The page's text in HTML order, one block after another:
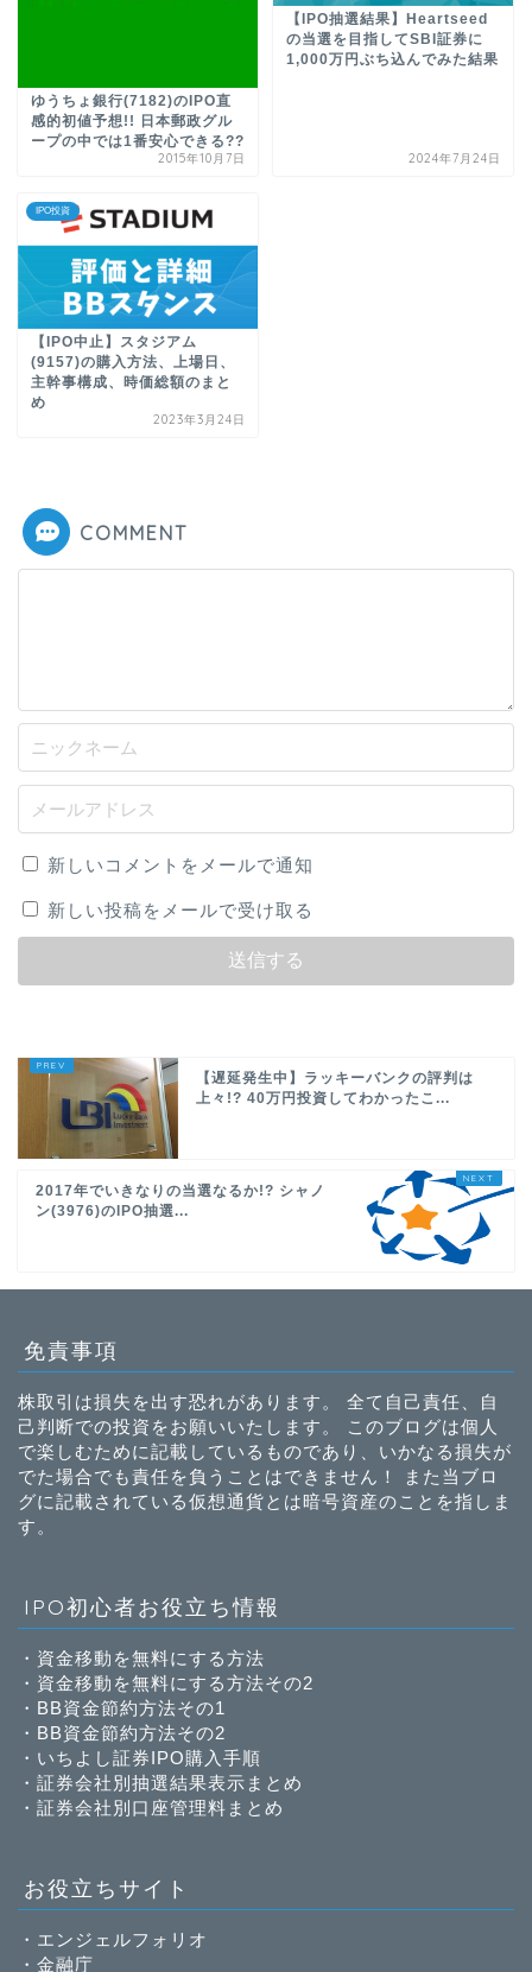
ゆうちょ銀行(7182)のIPO直
感的初値予想!! 日本郵政グル
ープの中では1番安心できる??
2015年10月7日
【IPO抽選結果】Heartseed
の当選を目指してSBI証券に
1,000万円ぶち込んでみた結果
2024年7月24日
IPO投資
【IPO中止】スタジアム
(9157)の購入方法、上場日、
主幹事構成、時価総額のまと
め
2023年3月24日
COMMENT
新しいコメントをメールで通知
新しい投稿をメールで受け取る
【遅延発生中】ラッキーバンクの評判は
上々!? 40万円投資してわかったこ...
2017年でいきなりの当選なるか!? シャノ
ン(3976)のIPO抽選...
免責事項
株取引は損失を出す恐れがあります。 全て自己責任、自
己判断での投資をお願いいたします。 このブログは個人
で楽しむために記載しているものであり、いかなる損失が
でた場合でも責任を負うことはできません！ また当ブロ
グに記載されている仮想通貨とは暗号資産のことを指しま
す。
IPO初心者お役立ち情報
・ 資金移動を無料にする方法
・ 資金移動を無料にする方法その2
・ BB資金節約方法その1
・ BB資金節約方法その2
・ いちよし証券IPO購入手順
・ 証券会社別抽選結果表示まとめ
・ 証券会社別口座管理料まとめ
お役立ちサイト
・ エンジェルフォリオ
・ 金融庁